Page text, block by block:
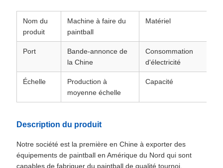
Nom du
produit
Machine à faire du
paintball
Matériel
Port
Bande-annonce de
la Chine
Consommation
d'électricité
Échelle
Production à
moyenne échelle
Capacité
Description du produit
Notre société est la première en Chine à exporter des
équipements de paintball en Amérique du Nord qui sont
capables de fabriquer du paintball de qualité tournoi,